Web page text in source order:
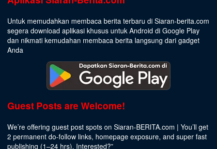
Untuk memudahkan membaca berita terbaru di Siaran-berita.com
segera download aplikasi khusus untuk Android di Google Play
dan nikmati kemudahan membaca berita langsung dari gadget
Anda
Guest Posts are Welcome!
We’re offering guest post spots on Siaran-BERITA.com | You’ll get
2 permanent do-follow links, homepage exposure, and super fast
publishing (1–24 hrs). Interested?”